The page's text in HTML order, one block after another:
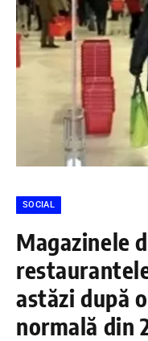
SOCIAL
Magazinele
astăzi după
normală din